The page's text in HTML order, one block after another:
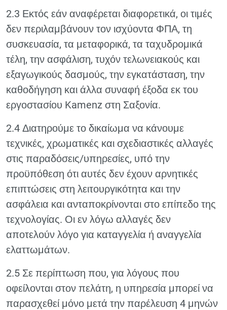
2.3 Εκτός εάν αναφέρεται διαφορετικά, οι τιμές
δεν περιλαμβάνουν τον ισχύοντα ΦΠΑ, τη
συσκευασία, τα μεταφορικά, τα ταχυδρομικά
τέλη, την ασφάλιση, τυχόν τελωνειακούς και
εξαγωγικούς δασμούς, την εγκατάσταση, την
καθοδήγηση και άλλα συναφή έξοδα εκ του
εργοστασίου Kamenz στη Σαξονία.
2.4 Διατηρούμε το δικαίωμα να κάνουμε
τεχνικές, χρωματικές και σχεδιαστικές αλλαγές
στις παραδόσεις/υπηρεσίες, υπό την
προϋπόθεση ότι αυτές δεν έχουν αρνητικές
επιπτώσεις στη λειτουργικότητα και την
ασφάλεια και ανταποκρίνονται στο επίπεδο της
τεχνολογίας. Οι εν λόγω αλλαγές δεν
αποτελούν λόγο για καταγγελία ή αναγγελία
ελαττωμάτων.
2.5 Σε περίπτωση που, για λόγους που
οφείλονται στον πελάτη, η υπηρεσία μπορεί να
παρασχεθεί μόνο μετά την παρέλευση 4 μηνών